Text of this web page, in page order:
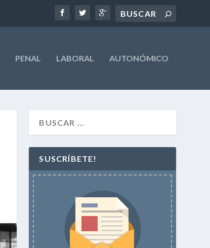
PENAL LABORAL AUTONÓMICO
SUSCRÍBETE!